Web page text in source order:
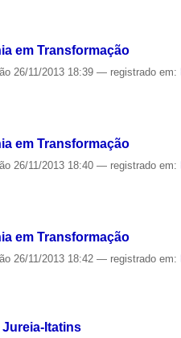
em Transformação
26/11/2013 18:39— registrado em:
em Transformação
26/11/2013 18:40— registrado em:
em Transformação
26/11/2013 18:42— registrado em:
Itatins